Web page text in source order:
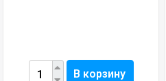
В корзину